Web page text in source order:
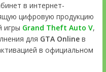
в интернет-
цифровую продукцию
игры Grand Theft Auto V,
для GTA Onlineв
в официальном